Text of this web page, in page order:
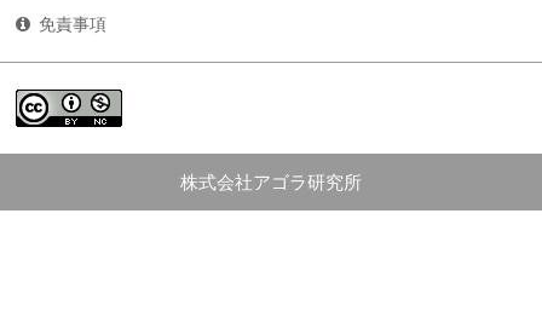
免責事項
株式会社アゴラ研究所